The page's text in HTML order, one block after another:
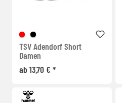
TSV Adendorf Short
Damen
ab 13,70 € *